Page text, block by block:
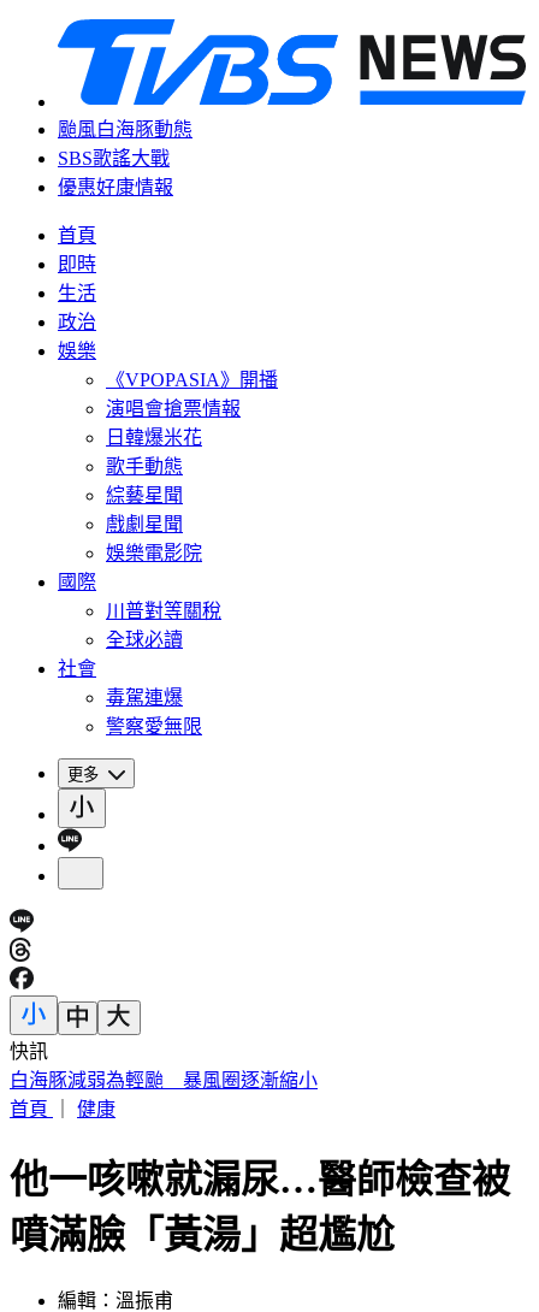
颱風白海豚動態
SBS歌謠大戰
優惠好康情報
首頁
即時
生活
政治
娛樂
《VPOPASIA》開播
演唱會搶票情報
日韓爆米花
歌手動態
綜藝星聞
戲劇星聞
娛樂電影院
國際
川普對等關稅
全球必讀
社會
毒駕連爆
警察愛無限
更多
快訊
駐歐外交官爆霸凌、徐佳青狂出國 他轟：政府官員風紀徹底
棄守
他一咳嗽就漏尿…醫師檢查被
噴滿臉「黃湯」超尷尬